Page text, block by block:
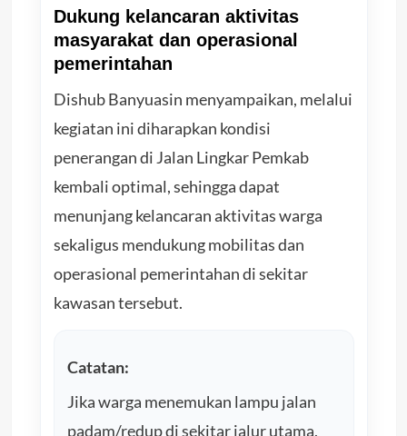
Dukung kelancaran aktivitas
masyarakat dan operasional
pemerintahan
Dishub Banyuasin menyampaikan, melalui
kegiatan ini diharapkan kondisi
penerangan di Jalan Lingkar Pemkab
kembali optimal, sehingga dapat
menunjang kelancaran aktivitas warga
sekaligus mendukung mobilitas dan
operasional pemerintahan di sekitar
kawasan tersebut.
Catatan:
Jika warga menemukan lampu jalan
padam/redup di sekitar jalur utama,